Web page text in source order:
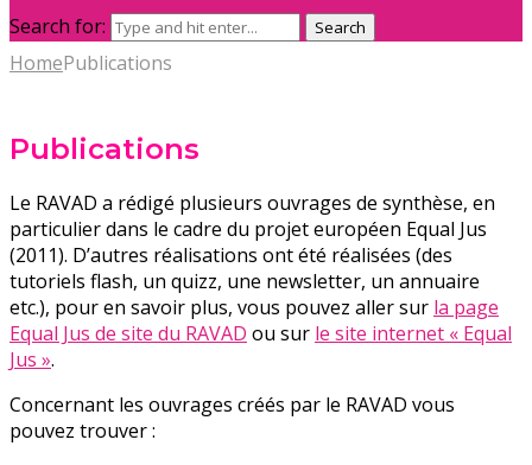
Search for: Search
HomePublications
Publications
Le RAVAD a rédigé plusieurs ouvrages de synthèse, en
particulier dans le cadre du projet européen Equal Jus
(2011). D’autres réalisations ont été réalisées (des
tutoriels flash, un quizz, une newsletter, un annuaire
etc.), pour en savoir plus, vous pouvez aller sur la page
Equal Jus de site du RAVAD ou sur le site internet « Equal
Jus ».
Concernant les ouvrages créés par le RAVAD vous
pouvez trouver :